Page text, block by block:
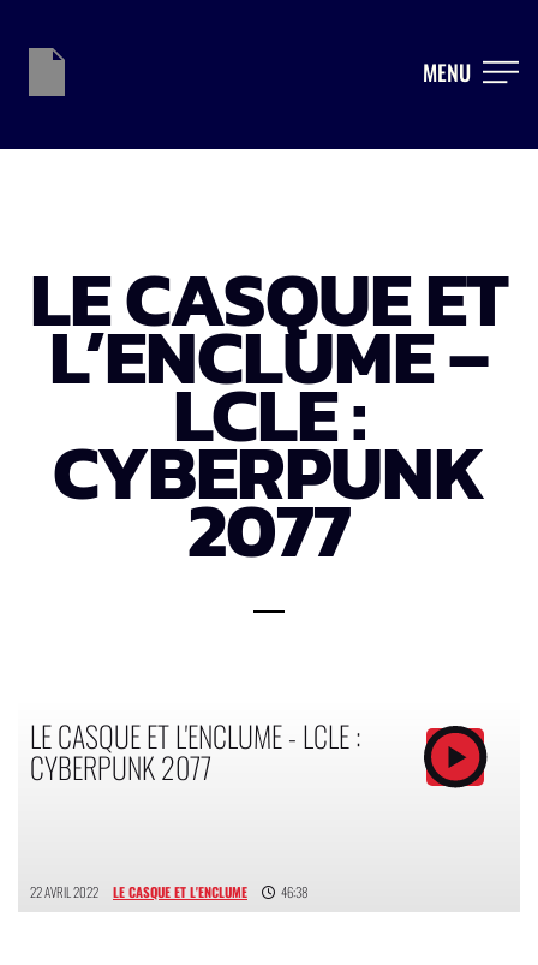
MENU
LE CASQUE ET
L’ENCLUME –
LCLE :
CYBERPUNK
2077
LE CASQUE ET L'ENCLUME - LCLE :
CYBERPUNK 2077
22 AVRIL 2022 LE CASQUE ET L'ENCLUME 46:38